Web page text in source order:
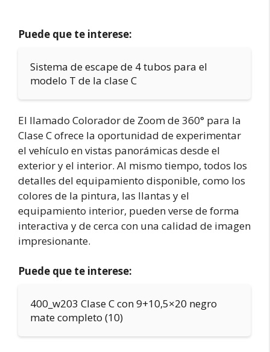
Puede que te interese:
Sistema de escape de 4 tubos para el
modelo T de la clase C
El llamado Colorador de Zoom de 360° para la
Clase C ofrece la oportunidad de experimentar
el vehículo en vistas panorámicas desde el
exterior y el interior. Al mismo tiempo, todos los
detalles del equipamiento disponible, como los
colores de la pintura, las llantas y el
equipamiento interior, pueden verse de forma
interactiva y de cerca con una calidad de imagen
impresionante.
Puede que te interese:
400_w203 Clase C con 9+10,5×20 negro
mate completo (10)